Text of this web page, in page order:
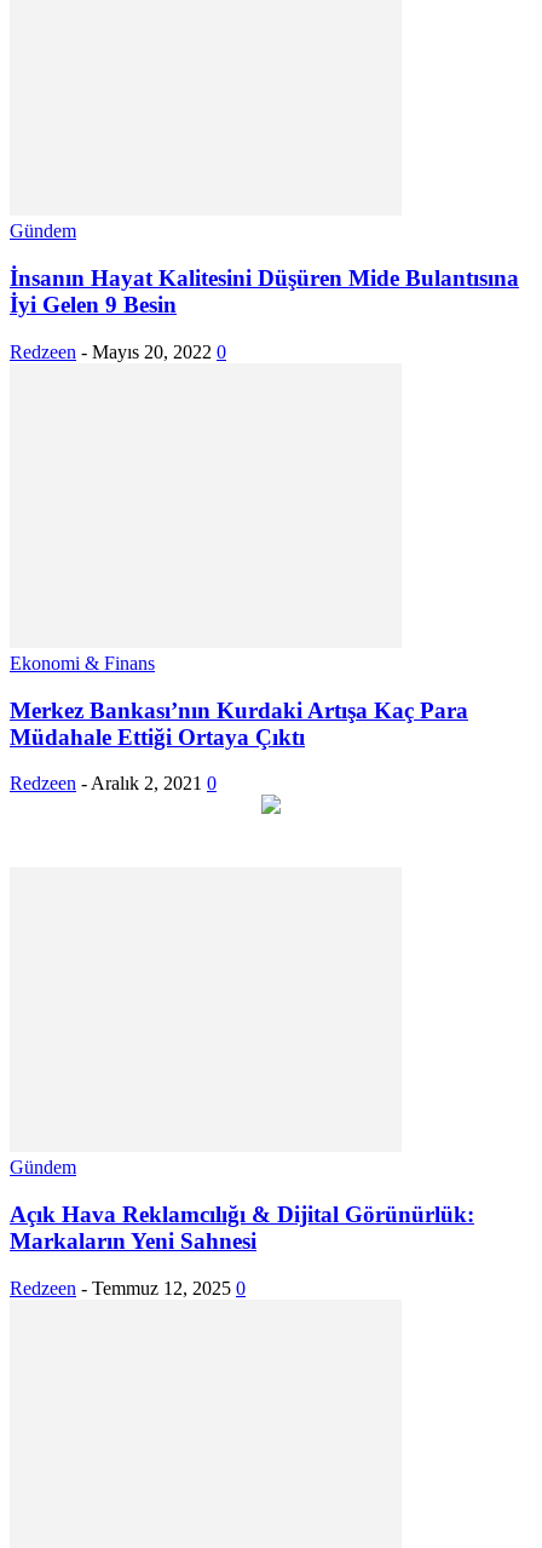
Gündem
İnsanın Hayat Kalitesini Düşüren Mide Bulantısına
İyi Gelen 9 Besin
Redzeen - Mayıs 20, 2022 0
Ekonomi & Finans
Merkez Bankası’nın Kurdaki Artışa Kaç Para
Müdahale Ettiği Ortaya Çıktı
Redzeen - Aralık 2, 2021 0
Gündem
Açık Hava Reklamcılığı & Dijital Görünürlük:
Markaların Yeni Sahnesi
Redzeen - Temmuz 12, 2025 0